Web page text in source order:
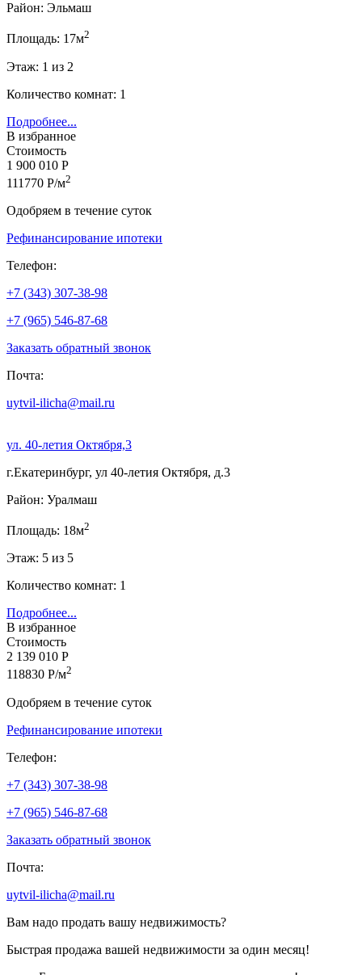
Район: Эльмаш
Площадь: 17м2
Этаж: 1 из 2
Количество комнат: 1
Подробнее...
В избранное
Стоимость
1 900 010 Р
111770 Р/м2
Одобряем в течение суток
Рефинансирование ипотеки
Телефон:
+7 (343) 307-38-98
+7 (965) 546-87-68
Заказать обратный звонок
Почта:
uytvil-ilicha@mail.ru
ул. 40-летия Октября,3
г.Екатеринбург, ул 40-летия Октября, д.3
Район: Уралмаш
Площадь: 18м2
Этаж: 5 из 5
Количество комнат: 1
Подробнее...
В избранное
Стоимость
2 139 010 Р
118830 Р/м2
Одобряем в течение суток
Рефинансирование ипотеки
Телефон:
+7 (343) 307-38-98
+7 (965) 546-87-68
Заказать обратный звонок
Почта:
uytvil-ilicha@mail.ru
Вам надо продать вашу недвижимость?
Быстрая продажа вашей недвижимости за один месяц!